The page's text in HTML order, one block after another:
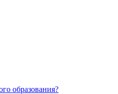
образования?